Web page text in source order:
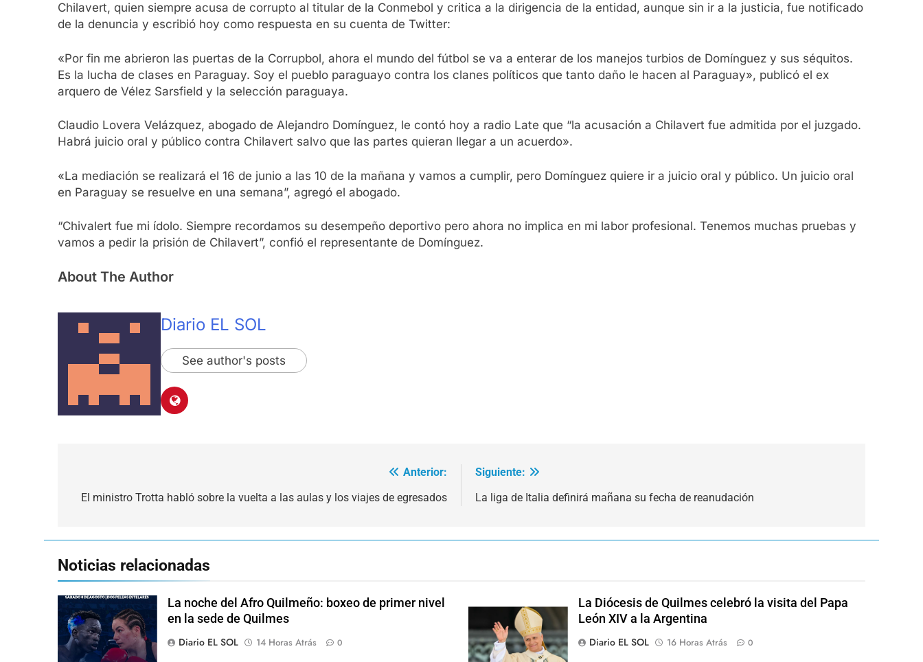
Chilavert, quien siempre acusa de corrupto al titular de la Conmebol y critica a la dirigencia de la entidad, aunque sin ir a la justicia, fue notificado
de la denuncia y escribió hoy como respuesta en su cuenta de Twitter:
«Por fin me abrieron las puertas de la Corrupbol, ahora el mundo del fútbol se va a enterar de los manejos turbios de Domínguez y sus séquitos.
Es la lucha de clases en Paraguay. Soy el pueblo paraguayo contra los clanes políticos que tanto daño le hacen al Paraguay», publicó el ex
arquero de Vélez Sarsfield y la selección paraguaya.
Claudio Lovera Velázquez, abogado de Alejandro Domínguez, le contó hoy a radio Late que “la acusación a Chilavert fue admitida por el juzgado.
Habrá juicio oral y público contra Chilavert salvo que las partes quieran llegar a un acuerdo».
«La mediación se realizará el 16 de junio a las 10 de la mañana y vamos a cumplir, pero Domínguez quiere ir a juicio oral y público. Un juicio oral
en Paraguay se resuelve en una semana”, agregó el abogado.
“Chivalert fue mi ídolo. Siempre recordamos su desempeño deportivo pero ahora no implica en mi labor profesional. Tenemos muchas pruebas y
vamos a pedir la prisión de Chilavert”, confió el representante de Domínguez.
About The Author
Diario EL SOL
See author's posts
de
Anterior:
El ministro Trotta habló sobre la vuelta a las aulas y los viajes de egresados
Siguiente:
La liga de Italia definirá mañana su fecha de reanudación
Noticias relacionadas
La noche del Afro Quilmeño: boxeo de primer nivel
en la sede de Quilmes
Diario EL SOL
14 Horas Atrás 0
La Diócesis de Quilmes celebró la visita del Papa
León XIV a la Argentina
Diario EL SOL
16 Horas Atrás 0